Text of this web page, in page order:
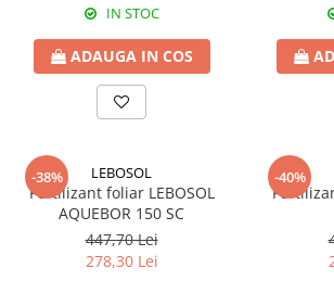
Fungicide
CULTURI FLORICOLE ȘI
ORNAMENTALE
Fertilizanți foliari
DOVLEAC
Fungicide
Insecticide
Adjuvanți
HAMEI
Fungicide
Fertilizanți foliari
Tratament semințe
Fungicide
Biostimulatori
Fertilizanți foliari
IN STOC
ADAUGA IN COS
-38% LEBOSOL
Fertilizant foliar LEBOSOL
AQUEBOR 150 SC
447,70 Lei
278,30 Lei
-40%